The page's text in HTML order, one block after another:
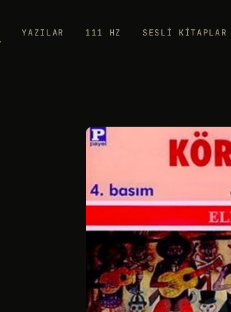
YAZILAR 111 HZ SESLI KITAPLAR